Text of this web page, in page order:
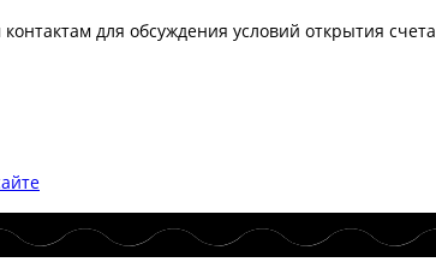
для обсуждения условий открытия счета